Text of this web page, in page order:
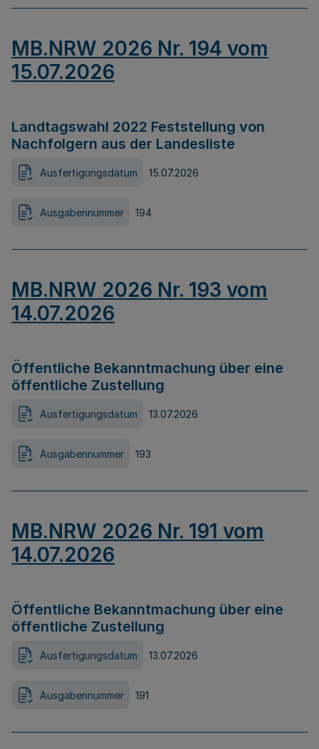
MB.NRW 2026 Nr. 194 vom
15.07.2026
Landtagswahl 2022 Feststellung von
Nachfolgern aus der Landesliste
Ausfertigungsdatum 15.07.2026
Ausgabennummer 194
MB.NRW 2026 Nr. 193 vom
14.07.2026
Öffentliche Bekanntmachung über eine
öffentliche Zustellung
Ausfertigungsdatum 13.07.2026
Ausgabennummer 193
MB.NRW 2026 Nr. 191 vom
14.07.2026
Öffentliche Bekanntmachung über eine
öffentliche Zustellung
Ausfertigungsdatum 13.07.2026
Ausgabennummer 191